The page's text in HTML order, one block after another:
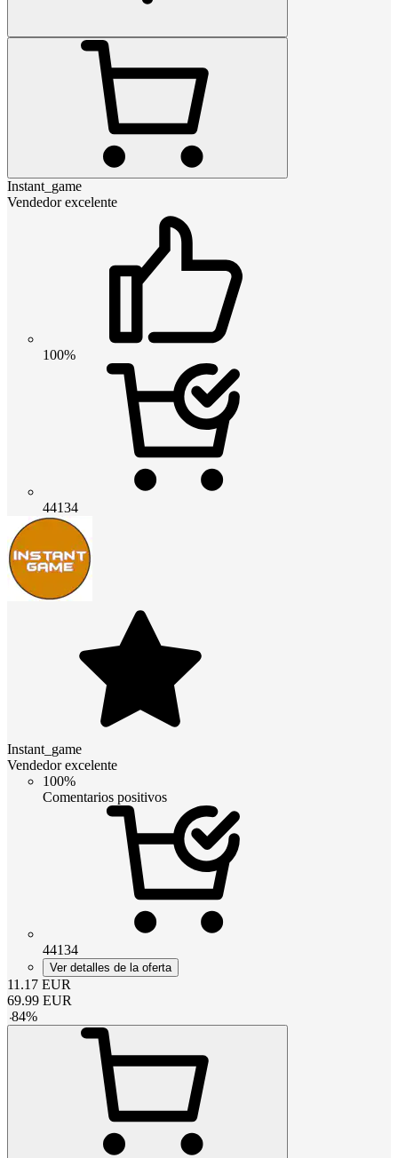
Instant_game
Vendedor excelente
100%
44134
Instant_game
Vendedor excelente
100%
Comentarios positivos
44134
Ver detalles de la oferta
11.17 EUR
69.99 EUR
-84%